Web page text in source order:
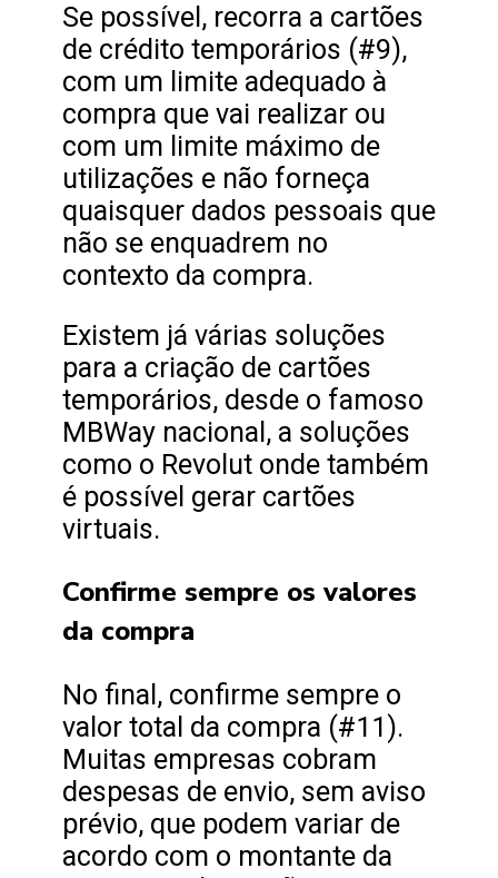
Se possível, recorra a cartões
de crédito temporários (#9),
com um limite adequado à
compra que vai realizar ou
com um limite máximo de
utilizações e não forneça
quaisquer dados pessoais que
não se enquadrem no
contexto da compra.
Existem já várias soluções
para a criação de cartões
temporários, desde o famoso
MBWay nacional, a soluções
como o Revolut onde também
é possível gerar cartões
virtuais.
Confirme sempre os valores
da compra
No final, confirme sempre o
valor total da compra (#11).
Muitas empresas cobram
despesas de envio, sem aviso
prévio, que podem variar de
acordo com o montante da